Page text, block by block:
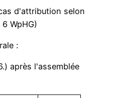
d'attribution selon
WpHG)
:
après l'assemblée